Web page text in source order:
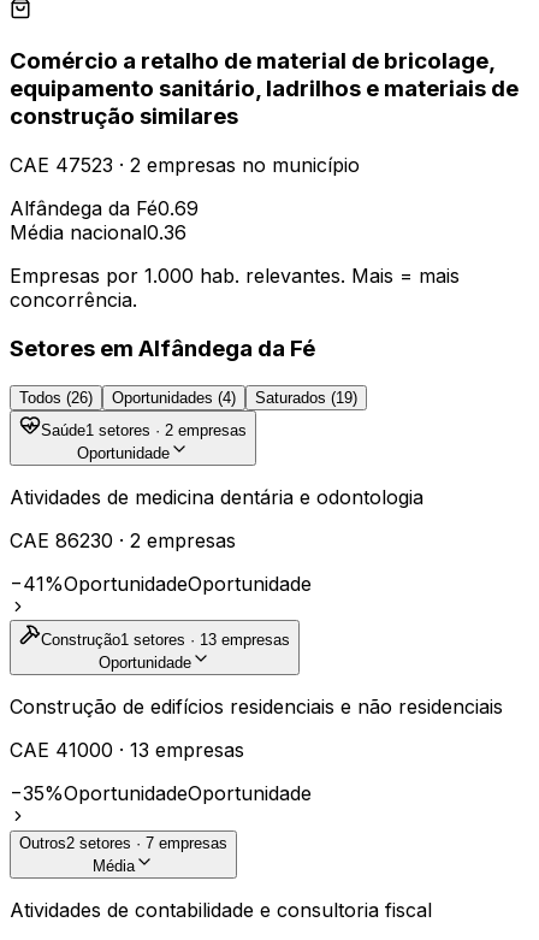
Comércio a retalho de material de bricolage,
equipamento sanitário, ladrilhos e materiais de
construção similares
CAE 47523 · 2 empresas no município
Alfândega da Fé0.69
Média nacional0.36
Empresas por 1.000 hab. relevantes. Mais = mais
concorrência.
Setores em Alfândega da Fé
Todos (26) Oportunidades (4) Saturados (19)
Saúde1 setores · 2 empresas
Oportunidade
Atividades de medicina dentária e odontologia
CAE 86230 · 2 empresas
−41%OportunidadeOportunidade
Construção1 setores · 13 empresas
Oportunidade
Construção de edifícios residenciais e não residenciais
CAE 41000 · 13 empresas
−35%OportunidadeOportunidade
Outros2 setores · 7 empresas
Média
Atividades de contabilidade e consultoria fiscal